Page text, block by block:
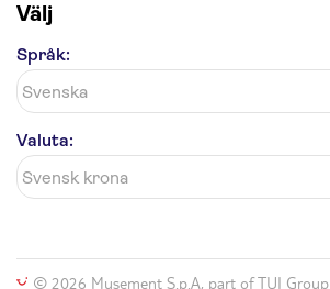
Välj
Språk:
Valuta:
© 2026 Musement S.p.A, part of TUI Group